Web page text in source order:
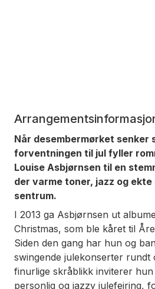
Når desembermørket senker
forventningen til jul fyller
Louise Asbjørnsen til en
der varme toner, jazz og
sentrum.
I 2013 ga Asbjørnsen ut
Christmas, som ble kåret til
Siden den gang har hun og
swingende julekonserter rundt
finurlige skråblikk inviterer
personlig og jazzy julefeiring,